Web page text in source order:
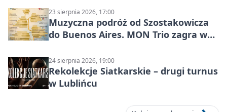
23 sierpnia 2026, 17:00
Muzyczna podróż od Szostakowicza
do Buenos Aires. MON Trio zagra w
24 sierpnia 2026, 19:00
Rekolekcje Siatkarskie – drugi turnus
w Lublińcu